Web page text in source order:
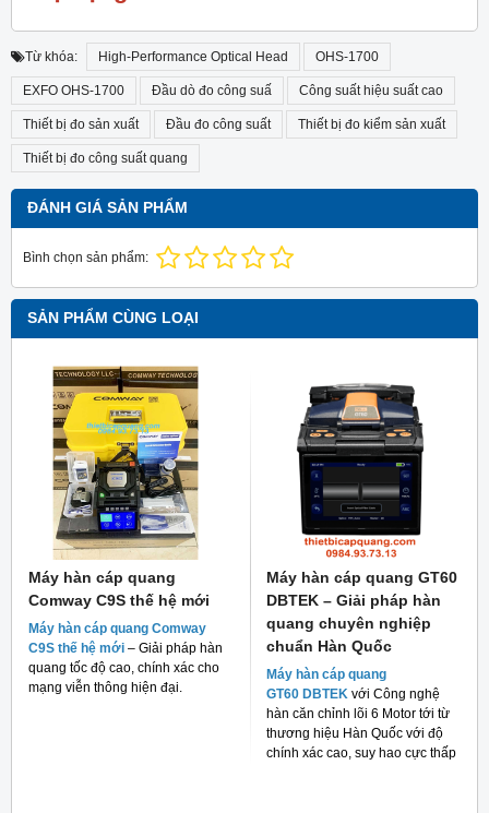
Từ khóa: High-Performance Optical Head OHS-1700
EXFO OHS-1700 Đầu dò đo công suấ Công suất hiệu suất cao
Thiết bị đo sản xuất Đầu đo công suất Thiết bị đo kiểm sản xuất
Thiết bị đo công suất quang
ĐÁNH GIÁ SẢN PHẨM
Bình chọn sản phẩm:
SẢN PHẨM CÙNG LOẠI
Máy hàn cáp quang
Comway C9S thế hệ mới
Máy hàn cáp quang Comway
C9S thế hệ mới – Giải pháp hàn
quang tốc độ cao, chính xác cho
mạng viễn thông hiện đại.
Máy hàn cáp quang GT60
DBTEK – Giải pháp hàn
quang chuyên nghiệp
chuẩn Hàn Quốc
Máy hàn cáp quang
GT60 DBTEK với Công nghệ
hàn căn chỉnh lõi 6 Motor tới từ
thương hiệu Hàn Quốc với độ
chính xác cao, suy hao cực thấp